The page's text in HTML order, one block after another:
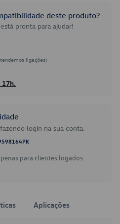
deste produto?
pronta para ajudar!
ligações)
17h.
login na sua conta.
para clientes logados.
Aplicações